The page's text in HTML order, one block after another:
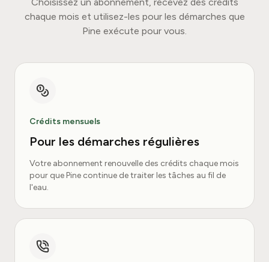
chaque mois et utilisez-les pour les démarches que
Pine exécute pour vous.
Crédits mensuels
Pour les démarches régulières
Votre abonnement renouvelle des crédits chaque mois
pour que Pine continue de traiter les tâches au fil de
l'eau.